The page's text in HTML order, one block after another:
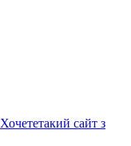
Хочететакий сайт з